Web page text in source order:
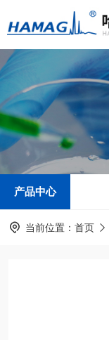
产品中心
当前位置： 首页